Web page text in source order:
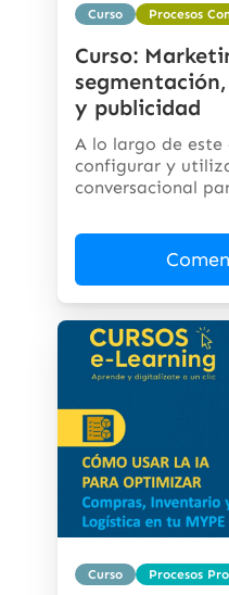
Curso Procesos
Curso:
y publicidad
A lo largo de este
configurar y
conversacional
Curso Procesos